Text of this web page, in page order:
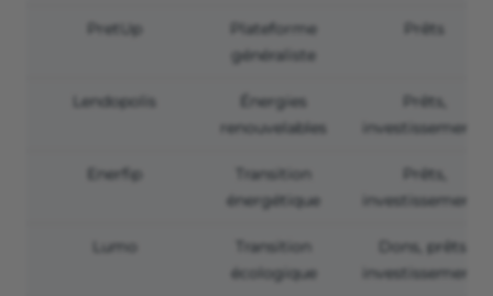
PretUp
Plateforme
généraliste
Prêts
Lendopolis
Énergies
renouvelables
Prêts,
investissements
Enerfip
Transition
énergétique
Prêts,
investissements
Lumo
Transition
écologique
Dons, prêts,
investissements